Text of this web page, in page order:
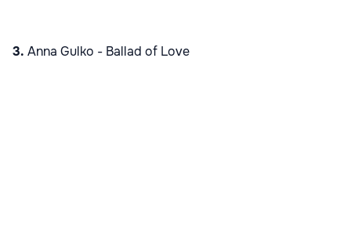
3. Anna Gulko - Ballad of Love